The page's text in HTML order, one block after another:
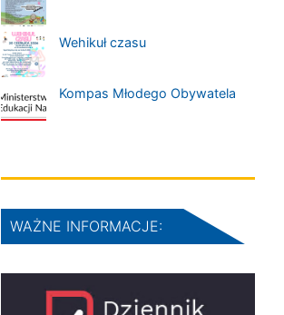
Wehikuł czasu
Kompas Młodego Obywatela
WAŻNE INFORMACJE: